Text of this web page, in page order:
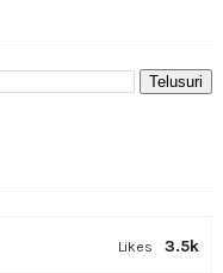
3.5k
Likes